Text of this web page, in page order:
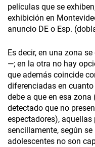
películas que se
exhibición en
anuncio DE o Esp.
Es decir, en una zona
—; en la otra no hay
que además coincide
diferenciadas en
debe a que en esa zona
detectado que no
espectadores),
sencillamente, según
adolescentes no son